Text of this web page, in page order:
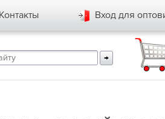
Вход для